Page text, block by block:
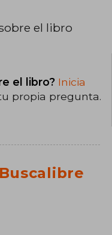
el libro
el libro? Inicia
propia pregunta.